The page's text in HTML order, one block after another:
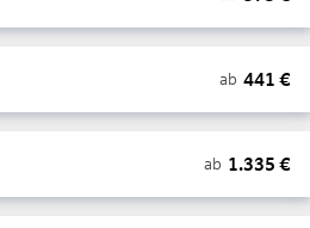
ab 441 €
ab 1.335 €